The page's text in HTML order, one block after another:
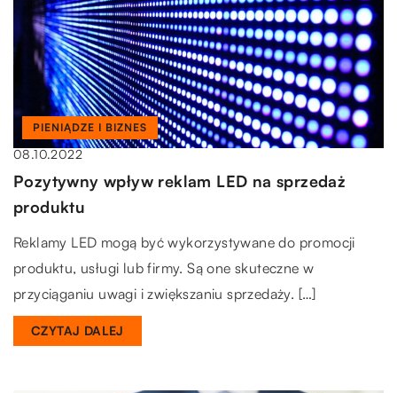
PIENIĄDZE I BIZNES
08.10.2022
Pozytywny wpływ reklam LED na sprzedaż
produktu
Reklamy LED mogą być wykorzystywane do promocji
produktu, usługi lub firmy. Są one skuteczne w
przyciąganiu uwagi i zwiększaniu sprzedaży. […]
CZYTAJ DALEJ